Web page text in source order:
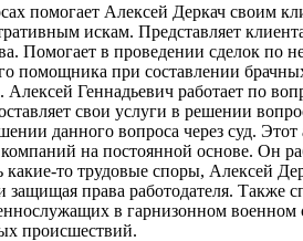
помогает Алексей Деркач своим
искам. Представляет
Помогает в проведении сделок по
помощника при составлении
Геннадьевич работает по
свои услуги в решении
данного вопроса через суд.
на постоянной основе. Он
какие-то трудовые споры, Алексей
защищая права работодателя.
в гарнизонном
происшествий.